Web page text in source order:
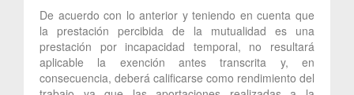
De acuerdo con lo anterior y teniendo en cuenta que
la prestación percibida de la mutualidad es una
prestación por incapacidad temporal, no resultará
aplicable la exención antes transcrita y, en
consecuencia, deberá calificarse como rendimiento del